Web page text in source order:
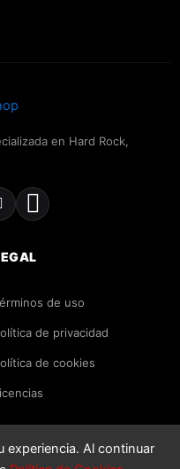
en Hard Rock,
de uso
de privacidad
de cookies
derechos reservados.
experiencia. Al continuar